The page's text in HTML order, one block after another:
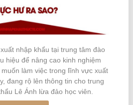
nhập khẩu tại trung tâm đào
hiệu để nâng cao kinh nghiệm
làm việc trong lĩnh vực xuất
đang rộ lên thông tin cho trung
Lê Ánh lừa đảo học viên.